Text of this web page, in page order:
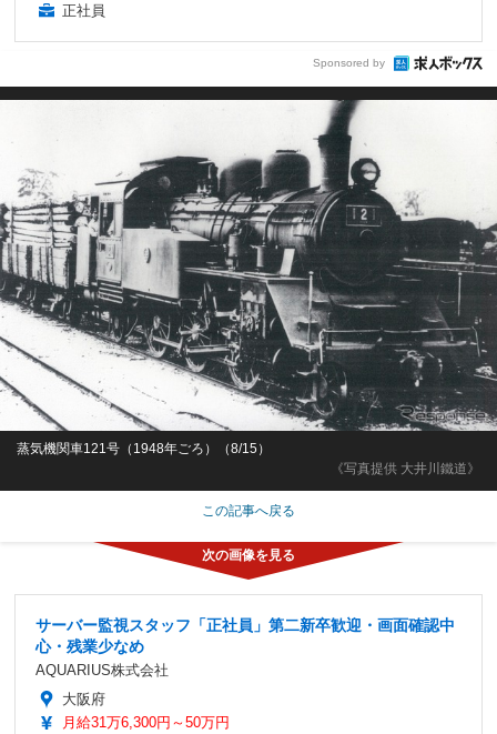
正社員
Sponsored by
《写真提供 大井川鐵道》
蒸気機関車121号（1948年ごろ）（8/15）
この記事へ戻る
サーバー監視スタッフ「正社員」第二新卒歓迎・画面確認中
心・残業少なめ
AQUARIUS株式会社
大阪府
月給31万6,300円～50万円